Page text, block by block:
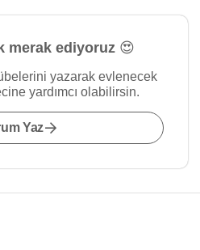
merak ediyoruz 😍
yazarak evlenecek
yardımcı olabilirsin.
Yaz